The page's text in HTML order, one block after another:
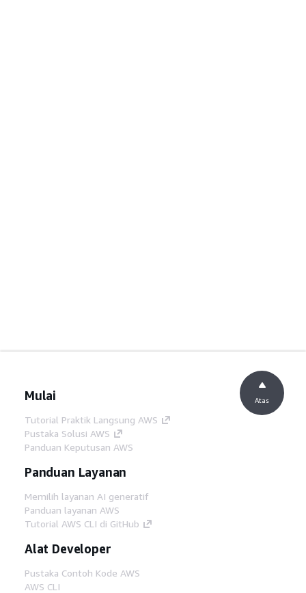
Mulai
Tutorial Praktik Langsung AWS
Pustaka Solusi AWS
Panduan Keputusan AWS
Panduan Layanan
Memilih layanan AI generatif
Panduan layanan AWS
Tutorial AWS CLI di GitHub
Alat Developer
Pustaka Contoh Kode AWS
AWS CLI
Atas